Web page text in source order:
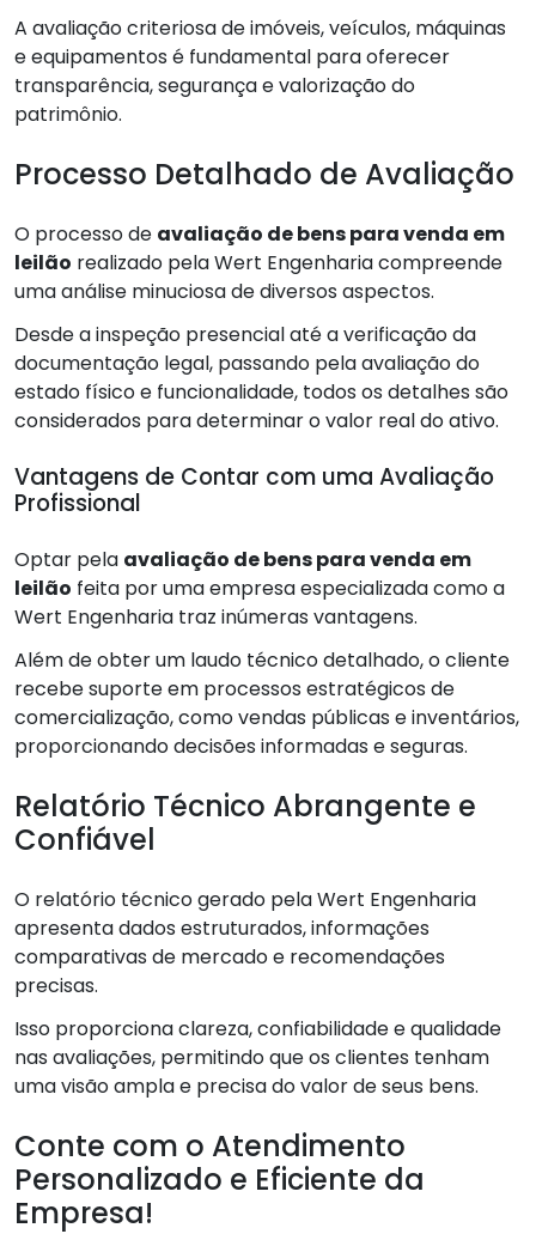
A avaliação criteriosa de imóveis, veículos, máquinas
e equipamentos é fundamental para oferecer
transparência, segurança e valorização do
patrimônio.
Processo Detalhado de Avaliação
O processo de avaliação de bens para venda em
leilão realizado pela Wert Engenharia compreende
uma análise minuciosa de diversos aspectos.
Desde a inspeção presencial até a verificação da
documentação legal, passando pela avaliação do
estado físico e funcionalidade, todos os detalhes são
considerados para determinar o valor real do ativo.
Vantagens de Contar com uma Avaliação
Profissional
Optar pela avaliação de bens para venda em
leilão feita por uma empresa especializada como a
Wert Engenharia traz inúmeras vantagens.
Além de obter um laudo técnico detalhado, o cliente
recebe suporte em processos estratégicos de
comercialização, como vendas públicas e inventários,
proporcionando decisões informadas e seguras.
Relatório Técnico Abrangente e
Confiável
O relatório técnico gerado pela Wert Engenharia
apresenta dados estruturados, informações
comparativas de mercado e recomendações
precisas.
Isso proporciona clareza, confiabilidade e qualidade
nas avaliações, permitindo que os clientes tenham
uma visão ampla e precisa do valor de seus bens.
Conte com o Atendimento
Personalizado e Eficiente da
Empresa!